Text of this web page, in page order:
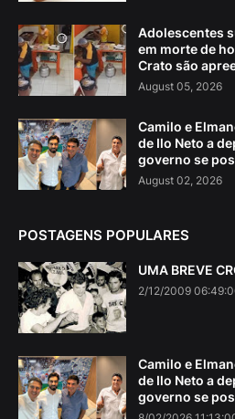
Adolescentes
em morte de
Crato são
August 05, 2026
Camilo e
de Ilo Neto a
governo se
August 02, 2026
POSTAGENS POPULARES
UMA BREVE
2/12/2009
Camilo e
de Ilo Neto a
governo se